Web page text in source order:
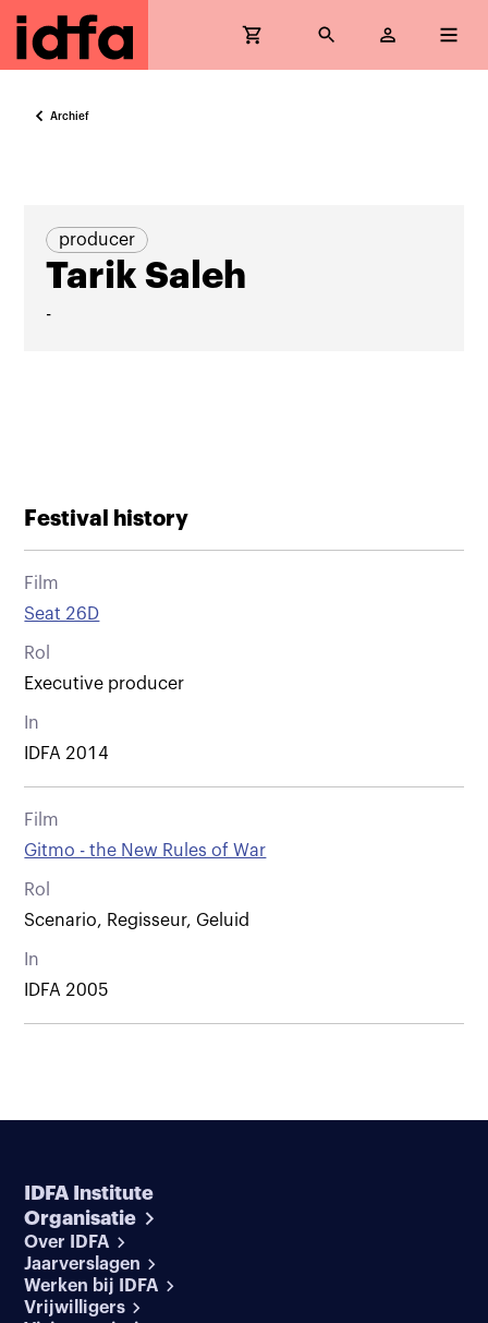
Archief
producer
Tarik Saleh
-
Festival history
Film
Seat 26D
Rol
Executive producer
In
IDFA 2014
Film
Gitmo - the New Rules of War
Rol
Scenario, Regisseur, Geluid
In
IDFA 2005
IDFA Institute
Organisatie
Over IDFA
Jaarverslagen
Werken bij IDFA
Vrijwilligers